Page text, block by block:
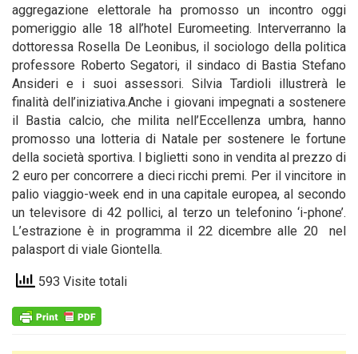
aggregazione elettorale ha promosso un incontro oggi
pomeriggio alle 18 all’hotel Euromeeting. Interverranno la
dottoressa Rosella De Leonibus, il sociologo della politica
professore Roberto Segatori, il sindaco di Bastia Stefano
Ansideri e i suoi assessori. Silvia Tardioli illustrerà le
finalità dell’iniziativa.Anche i giovani impegnati a sostenere
il Bastia calcio, che milita nell’Eccellenza umbra, hanno
promosso una lotteria di Natale per sostenere le fortune
della società sportiva. I biglietti sono in vendita al prezzo di
2 euro per concorrere a dieci ricchi premi. Per il vincitore in
palio viaggio-week end in una capitale europea, al secondo
un televisore di 42 pollici, al terzo un telefonino ‘i-phone’.
L’estrazione è in programma il 22 dicembre alle 20 nel
palasport di viale Giontella.
593 Visite totali